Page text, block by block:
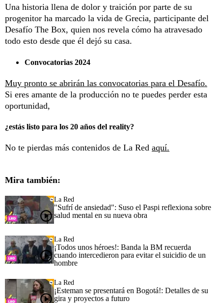
Una historia llena de dolor y traición por parte de su
progenitor ha marcado la vida de Grecia, participante del
Desafío The Box, quien nos revela cómo ha atravesado
todo esto desde que él dejó su casa.
Convocatorias 2024
Muy pronto se abrirán las convocatorias para el Desafío.
Si eres amante de la producción no te puedes perder esta
oportunidad,
¿estás listo para los 20 años del reality?
No te pierdas más contenidos de La Red aquí.
Mira también:
La Red
"Sufrí de ansiedad": Suso el Paspi reflexiona sobre
salud mental en su nueva obra
La Red
¡Todos unos héroes!: Banda la BM recuerda
cuando intercedieron para evitar el suicidio de un
hombre
La Red
¡Esteman se presentará en Bogotá!: Detalles de su
gira y proyectos a futuro